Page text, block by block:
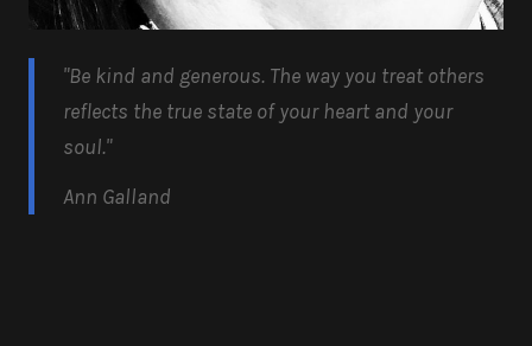
"Be kind and generous. The way you treat others
reflects the true state of your heart and your
soul."
Ann Galland